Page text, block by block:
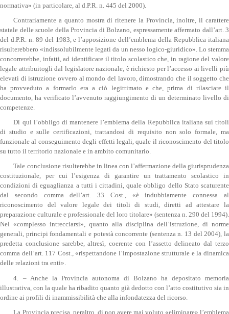
normativa» (in particolare, al d.P.R. n. 445 del 2000).
Contrariamente a quanto mostra di ritenere la Provincia, inoltre, il carattere
statale delle scuole della Provincia di Bolzano, espressamente affermato dall’art. 3
del d.P.R. n. 89 del 1983, e l’apposizione dell’emblema della Repubblica italiana
risulterebbero «indissolubilmente legati da un nesso logico-giuridico». Lo stemma
concorrerebbe, infatti, ad identificare il titolo scolastico che, in ragione del valore
legale attribuitogli dal legislatore nazionale, è richiesto per l’accesso ai livelli più
elevati di istruzione ovvero al mondo del lavoro, dimostrando che il soggetto che
ha provveduto a formarlo era a ciò legittimato e che, prima di rilasciare il
documento, ha verificato l’avvenuto raggiungimento di un determinato livello di
competenze.
Di qui l’obbligo di mantenere l’emblema della Repubblica italiana sui titoli
di studio e sulle certificazioni, trattandosi di requisito non solo formale, ma
funzionale al conseguimento degli effetti legali, quale il riconoscimento del titolo
su tutto il territorio nazionale e in ambito comunitario.
Tale conclusione risulterebbe in linea con l’affermazione della giurisprudenza
costituzionale, per cui l’esigenza di garantire un trattamento scolastico in
condizioni di eguaglianza a tutti i cittadini, quale obbligo dello Stato scaturente
dal secondo comma dell’art. 33 Cost., «è indubbiamente connessa al
riconoscimento del valore legale dei titoli di studi, diretti ad attestare la
preparazione culturale e professionale del loro titolare» (sentenza n. 290 del 1994).
Nel «complesso intrecciarsi», quanto alla disciplina dell’istruzione, di norme
generali, principi fondamentali e potestà concorrente (sentenza n. 13 del 2004), la
predetta conclusione sarebbe, altresì, coerente con l’assetto delineato dal terzo
comma dell’art. 117 Cost., «rispettandone l’impostazione strutturale e la dinamica
delle relazioni tra enti».
4. – Anche la Provincia autonoma di Bolzano ha depositato memoria
illustrativa, con la quale ha ribadito quanto già dedotto con l’atto costitutivo sia in
ordine ai profili di inammissibilità che alla infondatezza del ricorso.
La Provincia precisa, peraltro, di non avere mai voluto «eliminare» l’emblema